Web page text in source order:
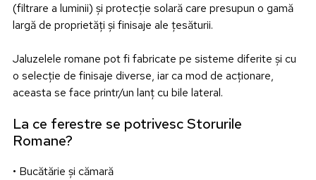
(filtrare a luminii) și protecție solară care presupun o gamă
largă de proprietăți și finisaje ale țesăturii.
Jaluzelele romane pot fi fabricate pe sisteme diferite și cu
o selecție de finisaje diverse, iar ca mod de acționare,
aceasta se face printr/un lanț cu bile lateral.
La ce ferestre se potrivesc Storurile
Romane?
• Bucătărie și cămară